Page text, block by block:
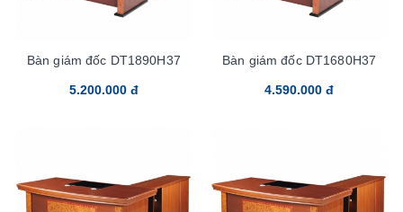
Bàn giám đốc DT1890H37
5.200.000 đ
Bàn giám đốc DT1680H37
4.590.000 đ